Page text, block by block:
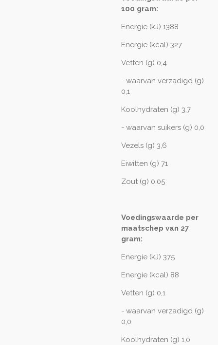
100 gram:
Energie (kJ) 1388
Energie (kcal) 327
Vetten (g) 0,4
- waarvan verzadigd (g)
0,1
Koolhydraten (g) 3,7
- waarvan suikers (g) 0,0
Vezels (g) 3,6
Eiwitten (g) 71
Zout (g) 0,05
Voedingswaarde per
maatschep van 27
gram:
Energie (kJ) 375
Energie (kcal) 88
Vetten (g) 0,1
- waarvan verzadigd (g)
0,0
Koolhydraten (g) 1,0